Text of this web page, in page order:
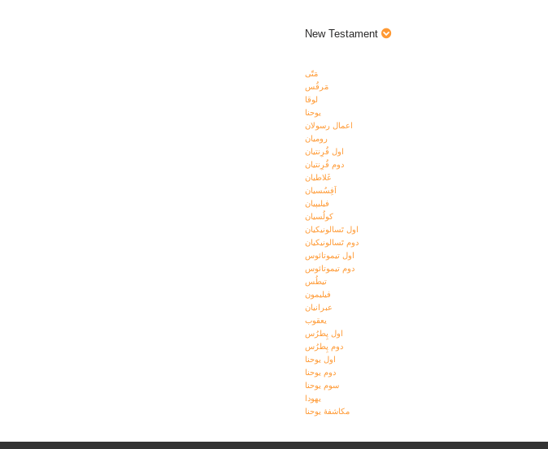
New Testament
مَتّی
مَرقُس
لوقا
یوحنا
اعمال رسولان
رومیان
اول قُرِنتیان
دوم قُرِنتیان
غَلاطیان
اَفِسُسیان
فیلیپیان
کولُسیان
اول تَسالونیکیان
دوم تَسالونیکیان
اول تیموتائوس
دوم تیموتائوس
تیطُس
فیلیمون
عبرانیان
یعقوب
اول پِطرُس
دوم پِطرُس
اول یوحنا
دوم یوحنا
سوم یوحنا
یهودا
مکاشفۀ يوحنا